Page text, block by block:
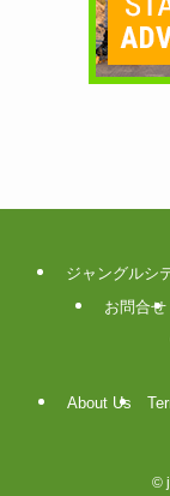
ジャングルシ
お問合せ
About Us
©